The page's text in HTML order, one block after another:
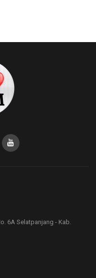
6A Selatpanjang - Kab.